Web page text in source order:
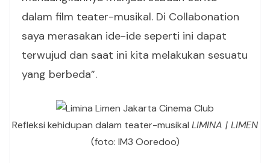
dalam film teater-musikal. Di Collabonation
saya merasakan ide-ide seperti ini dapat
terwujud dan saat ini kita melakukan sesuatu
yang berbeda”.
Refleksi kehidupan dalam teater-musikal LIMINA | LIMEN
(foto: IM3 Ooredoo)